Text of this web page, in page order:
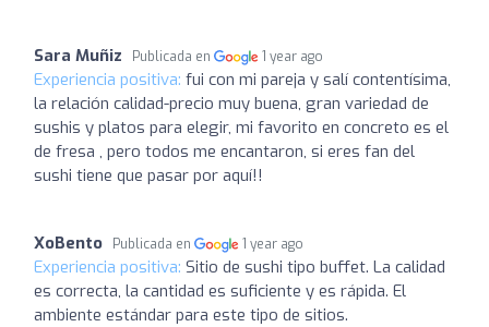
Sara Muñiz Publicada en 1 year ago
Experiencia positiva: fui con mi pareja y salí contentísima,
la relación calidad-precio muy buena, gran variedad de
sushis y platos para elegir, mi favorito en concreto es el
de fresa , pero todos me encantaron, si eres fan del
sushi tiene que pasar por aquí!!
XoBento Publicada en 1 year ago
Experiencia positiva: Sitio de sushi tipo buffet. La calidad
es correcta, la cantidad es suficiente y es rápida. El
ambiente estándar para este tipo de sitios.